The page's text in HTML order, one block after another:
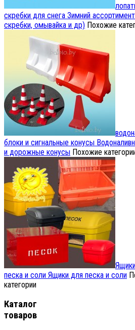
скребки для снега Зимний
скребки, омывайка и др) Похожие
блоки и сигнальные конусы
и дорожные конусы Похожие
песка и соли Ящики для песка и соли
категории
Каталог
товаров